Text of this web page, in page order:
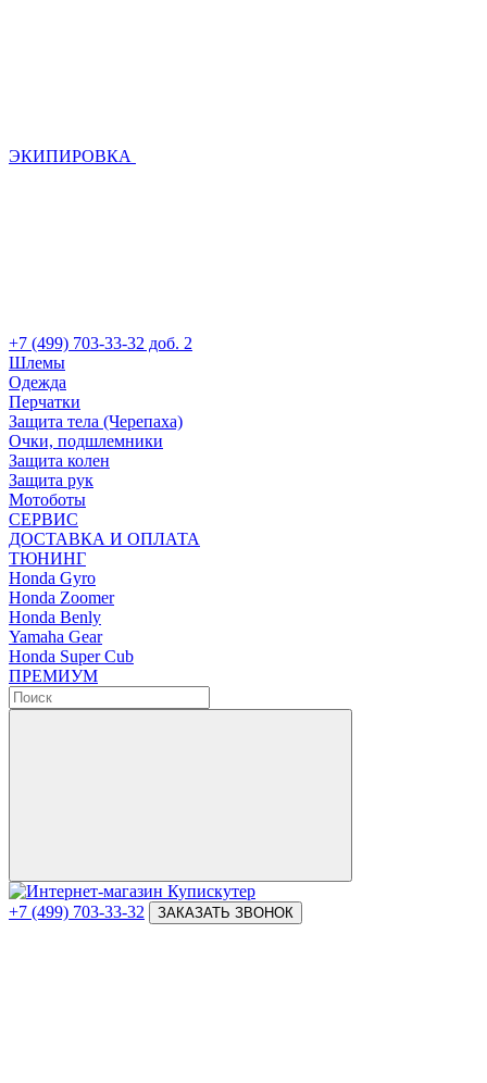
ЭКИПИРОВКА
+7 (499) 703-33-32 доб. 2
Шлемы
Одежда
Перчатки
Защита тела (Черепаха)
Очки, подшлемники
Защита колен
Защита рук
Мотоботы
СЕРВИС
ДОСТАВКА И ОПЛАТА
ТЮНИНГ
Honda Gyro
Honda Zoomer
Honda Benly
Yamaha Gear
Honda Super Cub
ПРЕМИУМ
+7 (499) 703-33-32 ЗАКАЗАТЬ ЗВОНОК